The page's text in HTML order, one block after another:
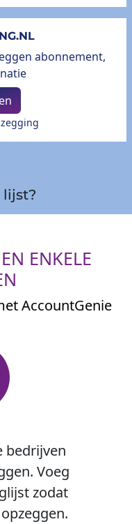
lijst?
ENKELE
AccountGenie
bedrijven
Voeg
zodat